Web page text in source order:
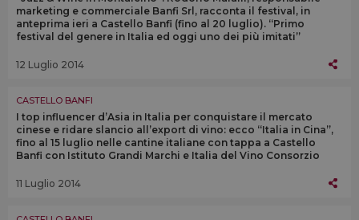
marketing e commerciale Banfi Srl, racconta il festival, in
anteprima ieri a Castello Banfi (fino al 20 luglio). “Primo
festival del genere in Italia ed oggi uno dei più imitati”
12 Luglio 2014
CASTELLO BANFI
I top influencer d’Asia in Italia per conquistare il mercato
cinese e ridare slancio all’export di vino: ecco “Italia in Cina”,
fino al 15 luglio nelle cantine italiane con tappa a Castello
Banfi con Istituto Grandi Marchi e Italia del Vino Consorzio
11 Luglio 2014